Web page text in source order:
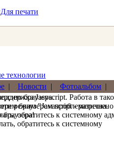
Для печати
технологии
| Новости | Фотоальбом |
Jasvscript. Работа в
режим "Javascript -
обратитесь к системному
браузера.
браузером проблематична.
обратитесь к системному